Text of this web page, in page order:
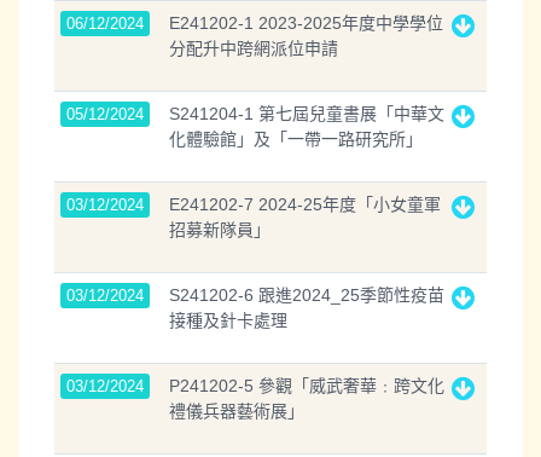
06/12/2024
E241202-1 2023-2025年度中學學位
分配升中跨網派位申請
05/12/2024
S241204-1 第七屆兒童書展「中華文
化體驗館」及「一帶一路研究所」
03/12/2024
E241202-7 2024-25年度「小女童軍
招募新隊員」
03/12/2024
S241202-6 跟進2024_25季節性疫苗
接種及針卡處理
03/12/2024
P241202-5 參觀「威武奢華﹕跨文化
禮儀兵器藝術展」